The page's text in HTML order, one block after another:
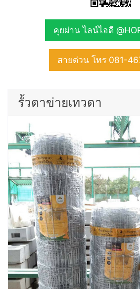
คุยผ่าน ไลน์ไอดี
สายด่วน โทร 081-
รั้วตาข่ายเทวดา